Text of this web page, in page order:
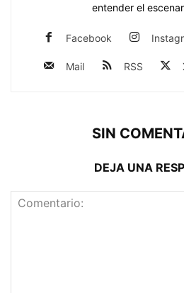
entender el
Facebook
Mail RSS
SIN
DEJA UNA